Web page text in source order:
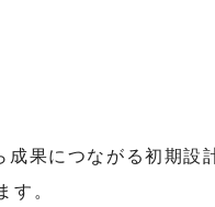
果につながる初期設
す。